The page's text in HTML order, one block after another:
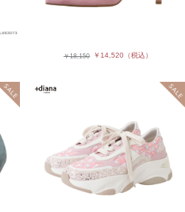
￥18,150 ￥14,520 （税込）